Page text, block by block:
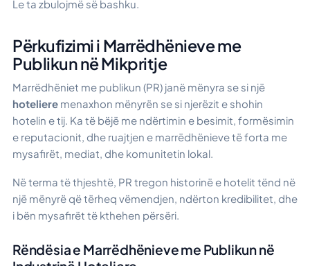
Le ta zbulojmë së bashku.
Përkufizimi i Marrëdhënieve me
Publikun në Mikpritje
Marrëdhëniet me publikun (PR) janë mënyra se si një
hoteliere menaxhon mënyrën se si njerëzit e shohin
hotelin e tij. Ka të bëjë me ndërtimin e besimit, formësimin
e reputacionit, dhe ruajtjen e marrëdhënieve të forta me
mysafirët, mediat, dhe komunitetin lokal.
Në terma të thjeshtë, PR tregon historinë e hotelit tënd në
një mënyrë që tërheq vëmendjen, ndërton kredibilitet, dhe
i bën mysafirët të kthehen përsëri.
Rëndësia e Marrëdhënieve me Publikun në